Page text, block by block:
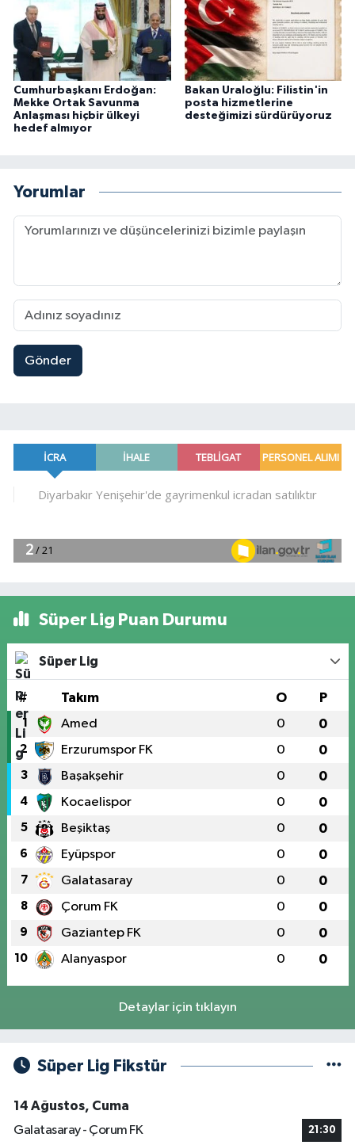
Cumhurbaşkanı Erdoğan:
Mekke Ortak Savunma
Anlaşması hiçbir ülkeyi
hedef almıyor
Bakan Uraloğlu: Filistin'in
posta hizmetlerine
desteğimizi sürdürüyoruz
Yorumlar
Gönder
Süper Lig Puan Durumu
Süper Lig
# Takım O P
1 Amed 0 0
2 Erzurumspor FK 0 0
3 Başakşehir 0 0
4 Kocaelispor 0 0
5 Beşiktaş 0 0
6 Eyüpspor 0 0
7 Galatasaray 0 0
8 Çorum FK 0 0
9 Gaziantep FK 0 0
10 Alanyaspor 0 0
Detaylar için tıklayın
Süper Lig Fikstür
14 Ağustos, Cuma
Galatasaray - Çorum FK
21:30